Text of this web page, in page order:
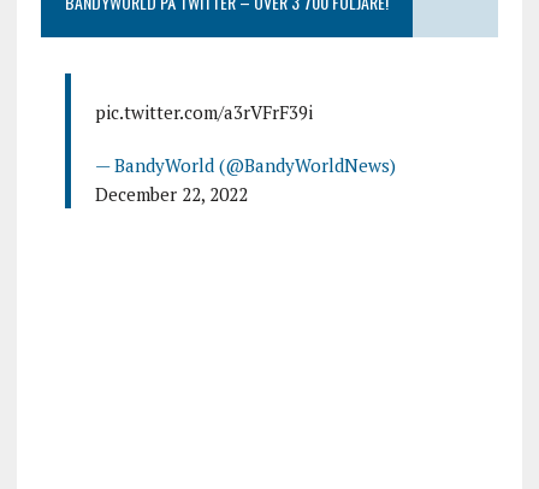
pic.twitter.com/a3rVFrF39i
— BandyWorld (@BandyWorldNews)
December 22, 2022